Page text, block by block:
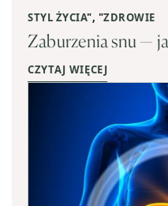
STYL ŻYCIA", "ZDROWIE
Zaburzenia snu —
CZYTAJ WIĘCEJ